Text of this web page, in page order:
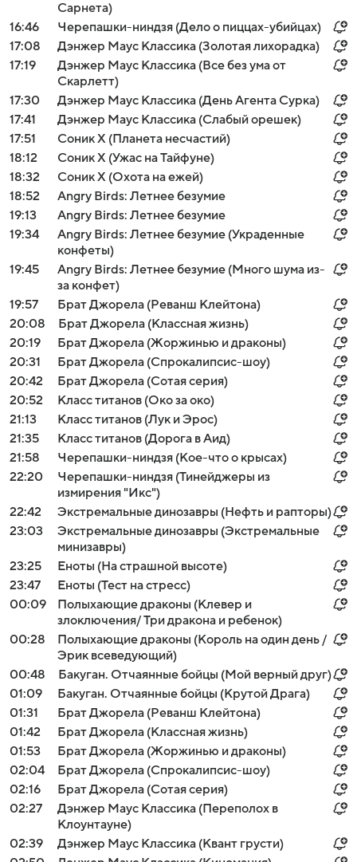
Сарнета)
16:46
Черепашки-ниндзя (Дело о пиццах-убийцах)
17:08
Дэнжер Маус Классика (Золотая лихорадка)
17:19
Дэнжер Маус Классика (Все без ума от
Скарлетт)
17:30
Дэнжер Маус Классика (День Агента Сурка)
17:41
Дэнжер Маус Классика (Слабый орешек)
17:51
Соник Х (Планета несчастий)
18:12
Соник Х (Ужас на Тайфуне)
18:32
Соник Х (Охота на ежей)
18:52
Angry Birds: Летнее безумие
19:13
Angry Birds: Летнее безумие
19:34
Angry Birds: Летнее безумие (Украденные
конфеты)
19:45
Angry Birds: Летнее безумие (Много шума из-
за конфет)
19:57
Брат Джорела (Реванш Клейтона)
20:08
Брат Джорела (Классная жизнь)
20:19
Брат Джорела (Жоржинью и драконы)
20:31
Брат Джорела (Спрокалипсис-шоу)
20:42
Брат Джорела (Сотая серия)
20:52
Класс титанов (Око за око)
21:13
Класс титанов (Лук и Эрос)
21:35
Класс титанов (Дорога в Аид)
21:58
Черепашки-ниндзя (Кое-что о крысах)
22:20
Черепашки-ниндзя (Тинейджеры из
измирения "Икс")
22:42
Экстремальные динозавры (Нефть и рапторы)
23:03
Экстремальные динозавры (Экстремальные
минизавры)
23:25
Еноты (На страшной высоте)
23:47
Еноты (Тест на стресс)
00:09
Полыхающие драконы (Клевер и
злоключения/ Три дракона и ребенок)
00:28
Полыхающие драконы (Король на один день /
Эрик всеведующий)
00:48
Бакуган. Отчаянные бойцы (Мой верный друг)
01:09
Бакуган. Отчаянные бойцы (Крутой Драга)
01:31
Брат Джорела (Реванш Клейтона)
01:42
Брат Джорела (Классная жизнь)
01:53
Брат Джорела (Жоржинью и драконы)
02:04
Брат Джорела (Спрокалипсис-шоу)
02:16
Брат Джорела (Сотая серия)
02:27
Дэнжер Маус Классика (Переполох в
Клоунтауне)
02:39
Дэнжер Маус Классика (Квант грусти)